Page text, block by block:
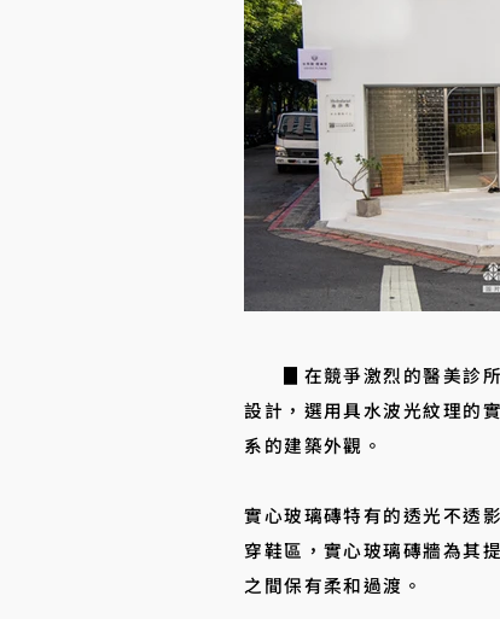
▊在競爭激烈的醫美診所
設計，選用具水波光紋理的
系的建築外觀。
實心玻璃磚特有的透光不透
穿鞋區，實心玻璃磚牆為其
之間保有柔和過渡。